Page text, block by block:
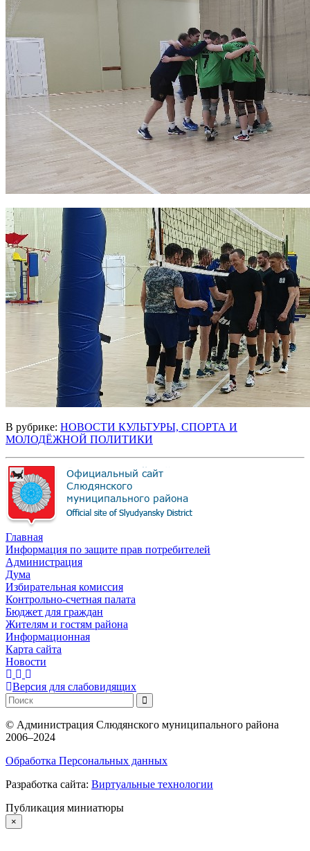
В рубрике: НОВОСТИ КУЛЬТУРЫ, СПОРТА И
МОЛОДЁЖНОЙ ПОЛИТИКИ
Главная
Информация по защите прав потребителей
Администрация
Дума
Избирательная комиссия
Контрольно-счетная палата
Бюджет для граждан
Жителям и гостям района
Информационная
Карта сайта
Новости
Версия для слабовидящих
© Администрация Слюдянского муниципального района
2006–2024
Обработка Персональных данных
Разработка сайта: Виртуальные технологии
Публикация миниатюры
×